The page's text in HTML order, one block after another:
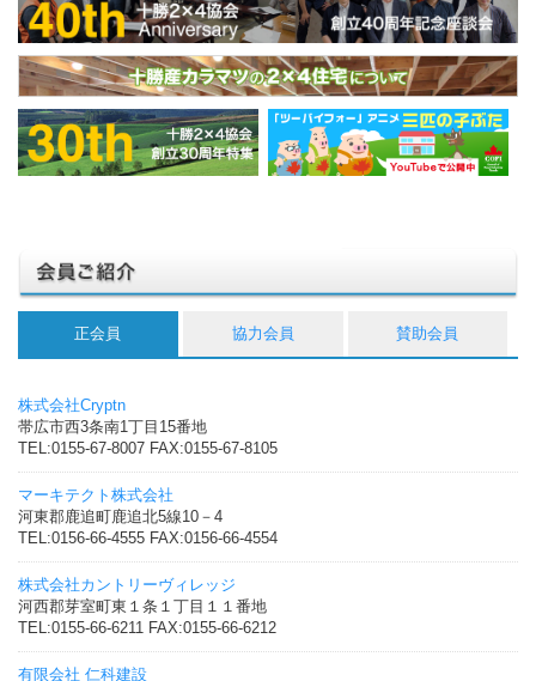
正会員 協力会員 賛助会員
株式会社Cryptn
帯広市西3条南1丁目15番地
TEL:0155-67-8007 FAX:0155-67-8105
マーキテクト株式会社
河東郡鹿追町鹿追北5線10－4
TEL:0156-66-4555 FAX:0156-66-4554
株式会社カントリーヴィレッジ
河西郡芽室町東１条１丁目１１番地
TEL:0155-66-6211 FAX:0155-66-6212
有限会社 仁科建設